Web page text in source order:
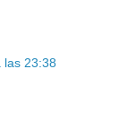
las 23:38